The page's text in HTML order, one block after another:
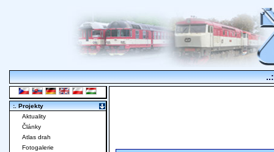
:. Projekty
Aktuality
Články
Atlas drah
Fotogalerie